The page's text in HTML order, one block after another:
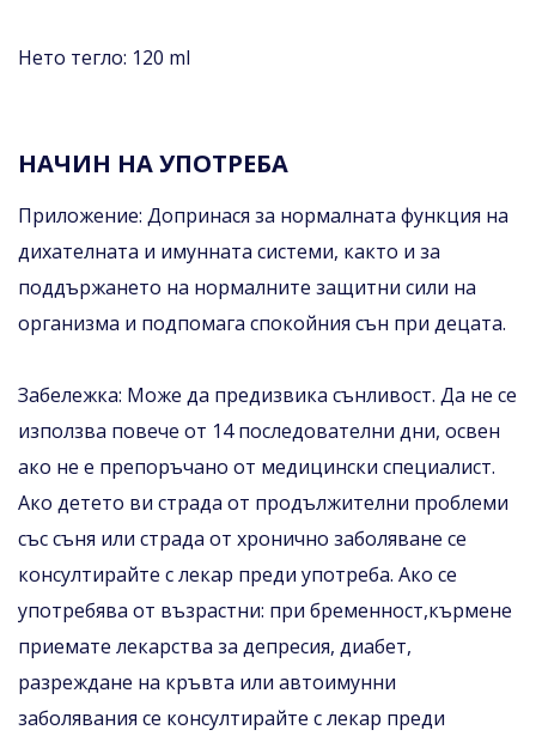
Нето тегло: 120 ml
НАЧИН НА УПОТРЕБА
Приложение: Допринася за нормалната функция на
дихателната и имунната системи, както и за
поддържането на нормалните защитни сили на
организма и подпомага спокойния сън при децата.
Забележка: Може да предизвика сънливост. Да не се
използва повече от 14 последователни дни, освен
ако не е препоръчано от медицински специалист.
Ако детето ви страда от продължителни проблеми
със съня или страда от хронично заболяване се
консултирайте с лекар преди употреба. Ако се
употребява от възрастни: при бременност,кърмене
приемате лекарства за депресия, диабет,
разреждане на кръвта или автоимунни
заболявания се консултирайте с лекар преди